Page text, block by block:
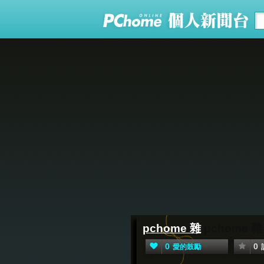
pchome 雜
0 愛的鼓勵 0